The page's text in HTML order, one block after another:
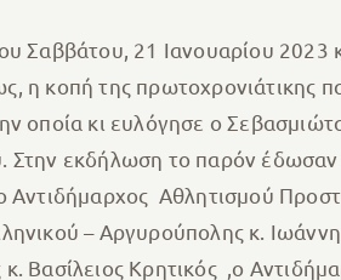
Σαββάτου, 21 Ιανουαρίου 2023
η κοπή της πρωτοχρονιάτικης
οποία κι ευλόγησε ο
Στην εκδήλωση το παρόν
Αντιδήμαρχος Αθλητισμού
– Αργυρούπολης κ.
Βασίλειος Κρητικός ,ο